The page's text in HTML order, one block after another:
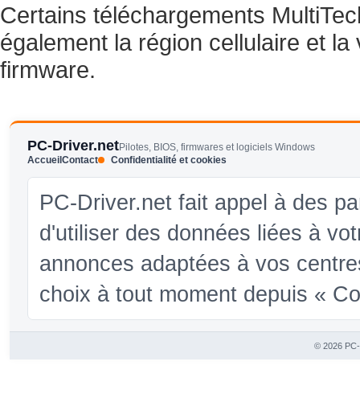
Certains téléchargements
également la région cellulaire et
firmware.
PC-Driver.netPilotes, BIOS, firmwares et logiciels Windows
AccueilContact Confidentialité et cookies
PC-Driver.net fait appel à des
d'utiliser des données liées à
annonces adaptées à vos
choix à tout moment depuis «
© 2026